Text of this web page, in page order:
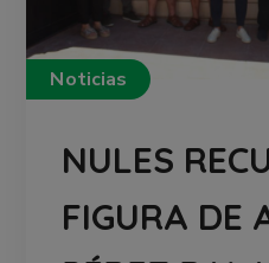
Noticias
NULES
FIGURA DE